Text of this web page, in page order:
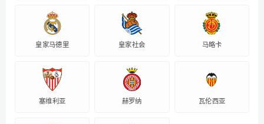
皇家马德里 皇家社会 马略卡
塞维利亚 赫罗纳 瓦伦西亚